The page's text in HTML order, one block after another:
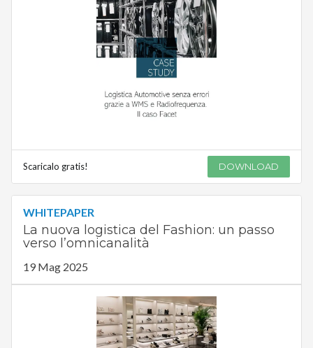
Scaricalo gratis! DOWNLOAD
WHITEPAPER
La nuova logistica del Fashion: un passo
verso l’omnicanalità
19 Mag 2025